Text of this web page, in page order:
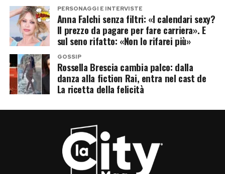
PERSONAGGI E INTERVISTE
Anna Falchi senza filtri: «I calendari sexy?
Il prezzo da pagare per fare carriera». E
sul seno rifatto: «Non lo rifarei più»
GOSSIP
Rossella Brescia cambia palco: dalla
danza alla fiction Rai, entra nel cast de
La ricetta della felicità